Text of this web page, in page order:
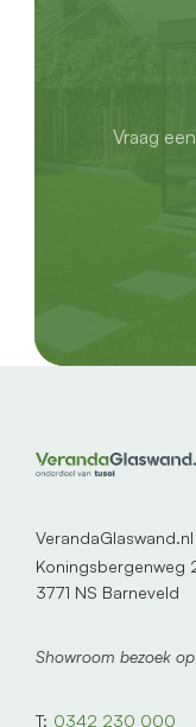
Vraag
VerandaGlaswand.nl
Koningsbergenweg
3771 NS Barneveld
Showroom bezoek
T: 0342 230 000